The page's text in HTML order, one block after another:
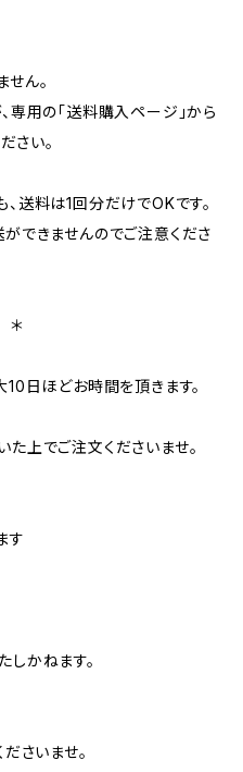
ん。
専用の「送料購入ページ」から
さい。
送料は1回分だけでOKです。
できませんのでご注意くださ
日ほどお時間を頂きます。
上でご注文くださいませ。
す
かねます。
さいませ。